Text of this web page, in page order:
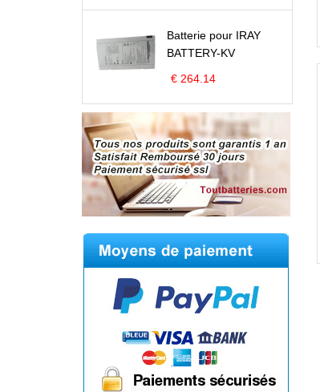
Batterie pour IRAY
BATTERY-KV
€ 264.14